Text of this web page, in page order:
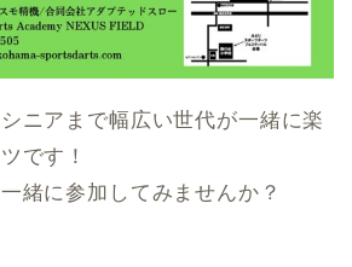
ニアまで幅広い世代が一緒に楽
です！
緒に参加してみませんか？